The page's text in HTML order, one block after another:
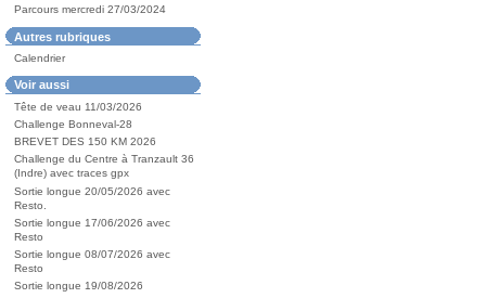
Parcours mercredi 27/03/2024
Autres rubriques
Calendrier
Voir aussi
Tête de veau 11/03/2026
Challenge Bonneval-28
BREVET DES 150 KM 2026
Challenge du Centre à Tranzault 36
(Indre) avec traces gpx
Sortie longue 20/05/2026 avec
Resto.
Sortie longue 17/06/2026 avec
Resto
Sortie longue 08/07/2026 avec
Resto
Sortie longue 19/08/2026